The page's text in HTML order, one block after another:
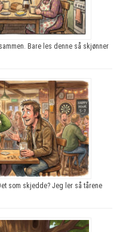
Bare les denne så skjønner
som skjedde? Jeg ler så tårene